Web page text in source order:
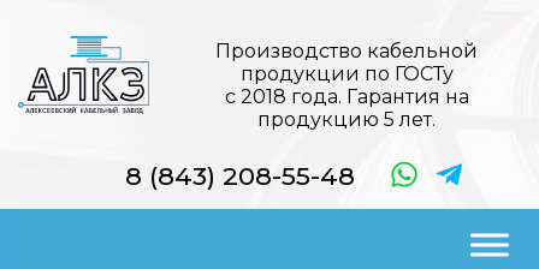
Производство кабельной
продукции по ГОСТу
с 2018 года. Гарантия на
продукцию 5 лет.
8 (843) 208-55-48